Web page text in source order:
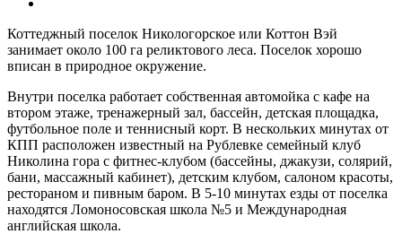
Коттеджный поселок Никологорское или Коттон Вэй
занимает около 100 га реликтового леса. Поселок хорошо
вписан в природное окружение.
Внутри поселка работает собственная автомойка с кафе на
втором этаже, тренажерный зал, бассейн, детская площадка,
футбольное поле и теннисный корт. В нескольких минутах от
КПП расположен известный на Рублевке семейный клуб
Николина гора с фитнес-клубом (бассейны, джакузи, солярий,
бани, массажный кабинет), детским клубом, салоном красоты,
рестораном и пивным баром. В 5-10 минутах езды от поселка
находятся Ломоносовская школа №5 и Международная
английская школа.